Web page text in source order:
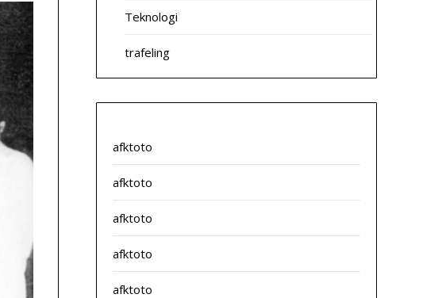
Teknologi
trafeling
afktoto
afktoto
afktoto
afktoto
afktoto